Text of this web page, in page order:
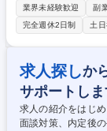
ー技術を用いより
人を育てることを
モデリングの作成/
グを行い、パース画
社のEnscapeライ
カスタマーサポー
建設・戸田建設・
久建築設計 等 募集職種 【東京/3DCG、レンダリング】コンピュテーショ
ン技術で想像以上の
業界未経験歓迎 副
完全週休2日制
土
求人探しか
サポートしま
求人の紹介をはじ
面談対策、内定後